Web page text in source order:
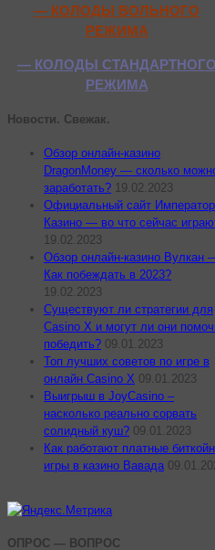
— КОЛОДЫ ВОЛЬНОГО
РЕЖИМА
— КОЛОДЫ СТАНДАРТНОГО
РЕЖИМА
Новости. Свежак.
Обзор онлайн-казино
DragonMoney — сколько
заработать? 19.02.2023
Официальный сайт Император
Казино — во что сейчас
19.02.2023
Обзор онлайн-казино Вулкан
Как побеждать в 2023?
19.02.2023
Существуют ли стратегии для
Casino X и могут ли они
победить? 09.01.2023
Топ лучших советов по игре в
онлайн Casino X 09.01.2023
Выигрыш в JoyCasino –
насколько реально сорвать
солидный куш? 09.01.2023
Как работают платные
игры в казино Вавада
ОПРОС — ВОПРОС